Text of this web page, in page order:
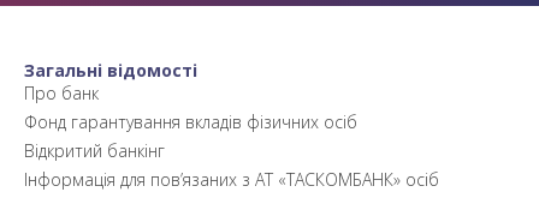
Загальні відомості
Про банк
Фонд гарантування вкладів фізичних осіб
Відкритий банкінг
Інформація для пов’язаних з АТ «ТАСКОМБАНК» осіб